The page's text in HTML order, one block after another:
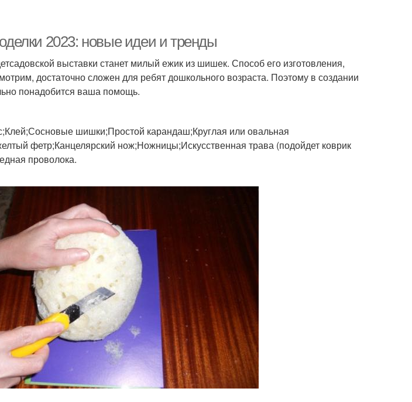
2023: новые идеи и тренды
выставки станет милый ежик из шишек. Способ его изготовления,
достаточно сложен для ребят дошкольного возраста. Поэтому в создании
понадобится ваша помощь.
шишки;Простой карандаш;Круглая или овальная
фетр;Канцелярский нож;Ножницы;Искусственная трава (подойдет коврик
проволока.